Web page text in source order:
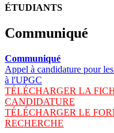
ÉTUDIANTS
Communiqué
Communiqué
Appel à candidature pour
à l'UPGC
TÉLÉCHARGER LA
CANDIDATURE
TÉLÉCHARGER LE
RECHERCHE